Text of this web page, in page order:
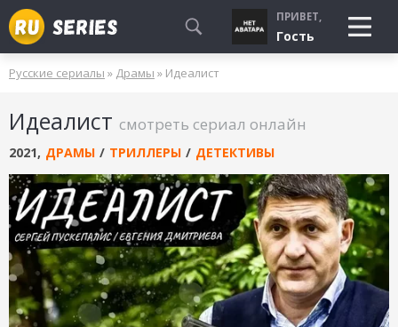
СМОТРЮ
БУДУ СМОТРЕТЬ
УЖЕ СМОТРЕЛ
ПРИВЕТ,
Гость
Русские сериалы » Драмы » Идеалист
Идеалист смотреть сериал онлайн
2021, ДРАМЫ / ТРИЛЛЕРЫ / ДЕТЕКТИВЫ